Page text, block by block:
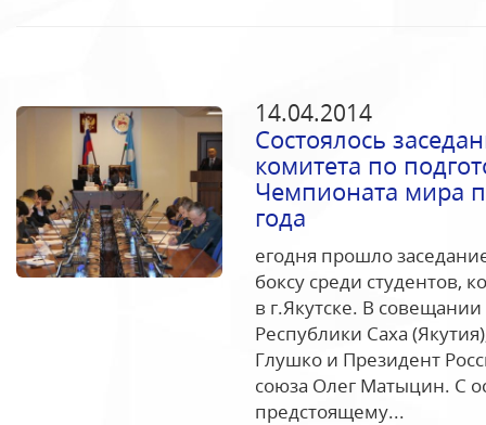
14.04.2014
Состоялось
комитета по
Чемпионата мира
года
егодня прошло
боксу среди студентов,
в г.Якутске. В
Республики Саха
Глушко и Президент
союза Олег Матыцин. С
предстоящему...